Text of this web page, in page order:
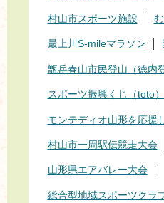
村山市スポーツ施設
最上川S-mileマラソン
甑岳春山市民登山（徳内
スポーツ振興くじ（toto
モンテディオ山形を応援
村山市一周駅伝競走大会
山形県エアバレー大会
総合型地域スポーツクラ